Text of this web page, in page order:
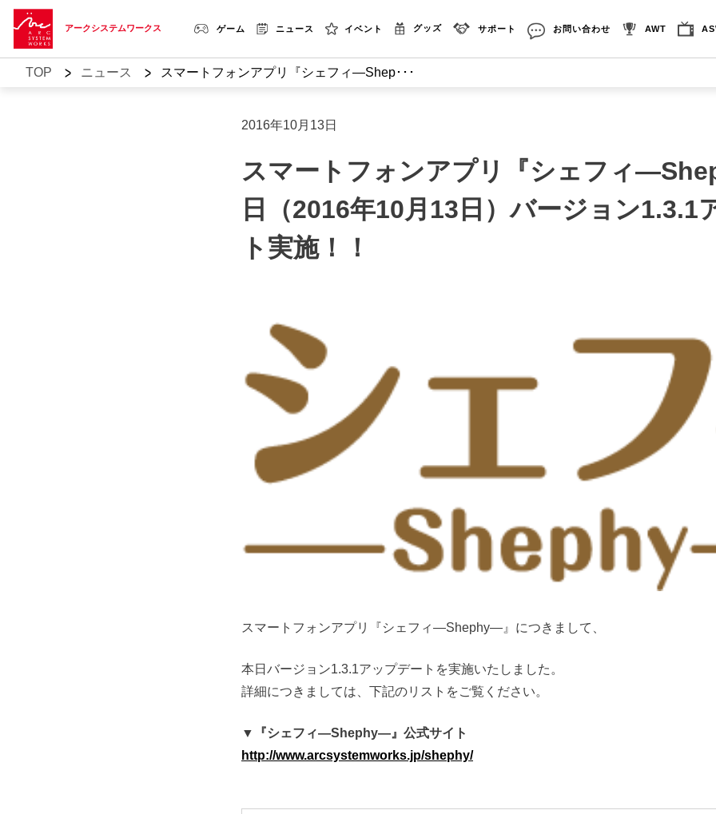
アークシステムワークス ゲーム ニュース イベント グッズ サポート お問い合わせ AWT
TOP > ニュース > スマートフォンアプリ『シェフィ―Shep･･･
2016年10月13日
スマートフォンアプリ『シェフィ
日（2016年10月13日）バージョン1.3.1
ト実施！！
スマートフォンアプリ『シェフィ―Shephy―』につきまして、
本日バージョン1.3.1アップデートを実施いたしました。
詳細につきましては、下記のリストをご覧ください。
▼『シェフィ―Shephy―』公式サイト
http://www.arcsystemworks.jp/shephy/